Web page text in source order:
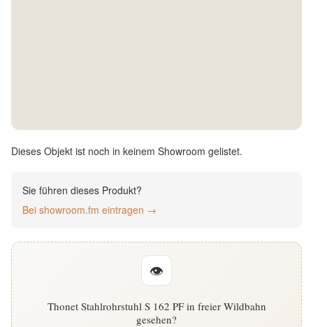
Deutsch
Dieses Objekt ist noch in keinem Showroom gelistet.
Sie führen dieses Produkt?
Bei showroom.fm eintragen →
👁
Thonet Stahlrohrstuhl S 162 PF in freier Wildbahn
gesehen?